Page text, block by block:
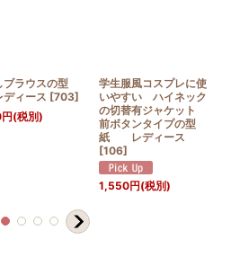
ブラウスの型
ィース [703]
円(税別)
学生服風コスプレに使
いやすい ハイネック
の切替有ジャケット
前ボタンタイプの型
紙 レディース
[106]
1,550円(税別)